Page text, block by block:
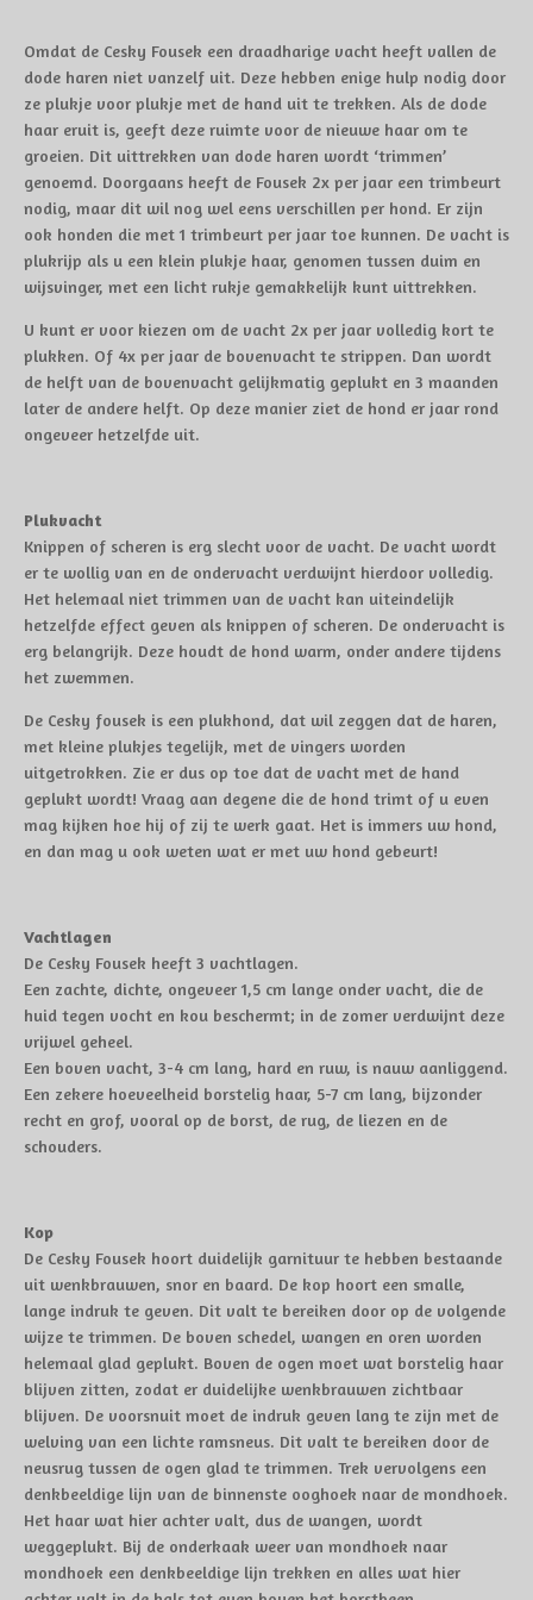
Omdat de Cesky Fousek een draadharige vacht heeft vallen de
dode haren niet vanzelf uit. Deze hebben enige hulp nodig door
ze plukje voor plukje met de hand uit te trekken. Als de dode
haar eruit is, geeft deze ruimte voor de nieuwe haar om te
groeien. Dit uittrekken van dode haren wordt ‘trimmen’
genoemd. Doorgaans heeft de Fousek 2x per jaar een trimbeurt
nodig, maar dit wil nog wel eens verschillen per hond. Er zijn
ook honden die met 1 trimbeurt per jaar toe kunnen. De vacht is
plukrijp als u een klein plukje haar, genomen tussen duim en
wijsvinger, met een licht rukje gemakkelijk kunt uittrekken.
U kunt er voor kiezen om de vacht 2x per jaar volledig kort te
plukken. Of 4x per jaar de bovenvacht te strippen. Dan wordt
de helft van de bovenvacht gelijkmatig geplukt en 3 maanden
later de andere helft. Op deze manier ziet de hond er jaar rond
ongeveer hetzelfde uit.
Plukvacht
Knippen of scheren is erg slecht voor de vacht. De vacht wordt
er te wollig van en de ondervacht verdwijnt hierdoor volledig.
Het helemaal niet trimmen van de vacht kan uiteindelijk
hetzelfde effect geven als knippen of scheren. De ondervacht is
erg belangrijk. Deze houdt de hond warm, onder andere tijdens
het zwemmen.
De Cesky fousek is een plukhond, dat wil zeggen dat de haren,
met kleine plukjes tegelijk, met de vingers worden
uitgetrokken. Zie er dus op toe dat de vacht met de hand
geplukt wordt! Vraag aan degene die de hond trimt of u even
mag kijken hoe hij of zij te werk gaat. Het is immers uw hond,
en dan mag u ook weten wat er met uw hond gebeurt!
Vachtlagen
De Cesky Fousek heeft 3 vachtlagen.
Een zachte, dichte, ongeveer 1,5 cm lange onder vacht, die de
huid tegen vocht en kou beschermt; in de zomer verdwijnt deze
vrijwel geheel.
Een boven vacht, 3-4 cm lang, hard en ruw, is nauw aanliggend.
Een zekere hoeveelheid borstelig haar, 5-7 cm lang, bijzonder
recht en grof, vooral op de borst, de rug, de liezen en de
schouders.
Kop
De Cesky Fousek hoort duidelijk garnituur te hebben bestaande
uit wenkbrauwen, snor en baard. De kop hoort een smalle,
lange indruk te geven. Dit valt te bereiken door op de volgende
wijze te trimmen. De boven schedel, wangen en oren worden
helemaal glad geplukt. Boven de ogen moet wat borstelig haar
blijven zitten, zodat er duidelijke wenkbrauwen zichtbaar
blijven. De voorsnuit moet de indruk geven lang te zijn met de
welving van een lichte ramsneus. Dit valt te bereiken door de
neusrug tussen de ogen glad te trimmen. Trek vervolgens een
denkbeeldige lijn van de binnenste ooghoek naar de mondhoek.
Het haar wat hier achter valt, dus de wangen, wordt
weggeplukt. Bij de onderkaak weer van mondhoek naar
mondhoek een denkbeeldige lijn trekken en alles wat hier